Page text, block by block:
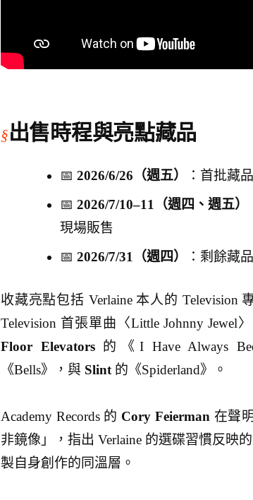
出售時程與亮點藏品
📅 2026/6/26（週五）
：首批藏
📅 2026/7/10–11（週四、週五）
現場販售
📅 2026/7/31（週四） ：剩餘藏
收藏亮點包括 Verlaine 本人的 Television
Television 首張單曲〈Little Johnny Jewel
Floor Elevators的《I Have Always
《Bells》，與 Slint 的《Spiderland》。
Academy Records 的 Cory Feierman 在聲
非鏡像」，指出 Verlaine 的選碟習慣反映
製自身創作的同溫層。